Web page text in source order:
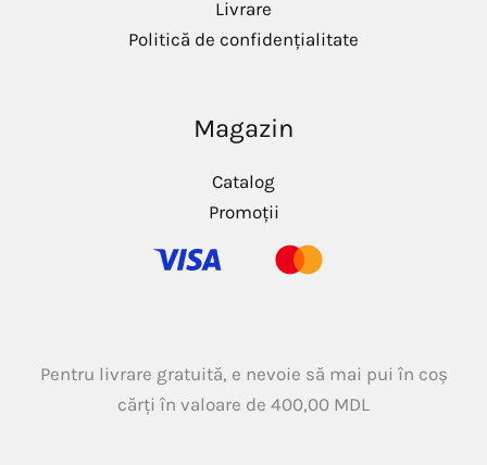
Livrare
Politică de confidențialitate
Magazin
Catalog
Promoții
Pentru livrare gratuită, e nevoie să mai pui în coș
cărți în valoare de 400,00 MDL